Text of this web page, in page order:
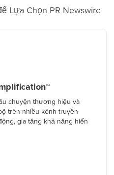
Lựa Chọn PR Newswire
chuyện thương hiệu và
trên nhiều kênh truyền
gia tăng khả năng hiển